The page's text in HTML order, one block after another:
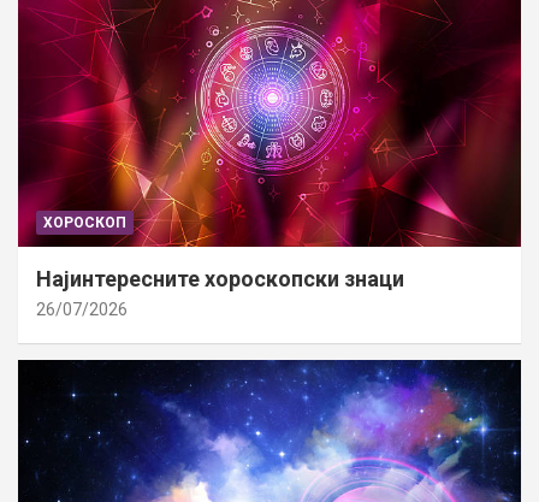
ХОРОСКОП
Најинтересните хороскопски знаци
26/07/2026